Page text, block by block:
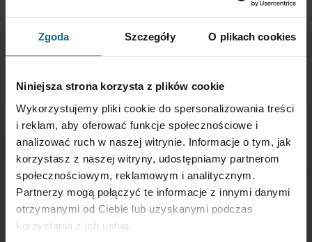
Zgoda Szczegóły O plikach cookies
Niniejsza strona korzysta z plików cookie
Wykorzystujemy pliki cookie do spersonalizowania treści
i reklam, aby oferować funkcje społecznościowe i
analizować ruch w naszej witrynie. Informacje o tym, jak
korzystasz z naszej witryny, udostępniamy partnerom
społecznościowym, reklamowym i analitycznym.
Partnerzy mogą połączyć te informacje z innymi danymi
otrzymanymi od Ciebie lub uzyskanymi podczas
korzystania z ich usług.
NEWSLETTER
Jeśli chcesz otrzymywać aktualne informacje
dotyczące oferty Desa Home - zapisz się do naszego
newslettera.